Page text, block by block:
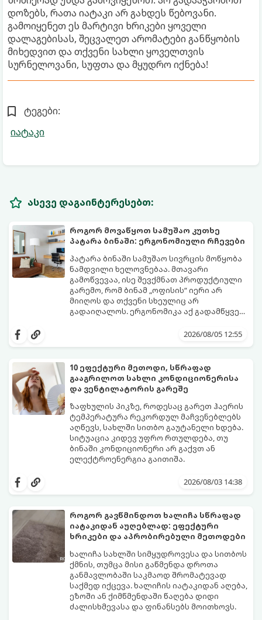
დოზებს, რათა იატაკი არ გახდეს წებოვანი.
გამოიყენეთ ეს მარტივი ხრიკები ყოველი
დალაგებისას, შეცვალეთ არომატები განწყობის
მიხედვით და თქვენი სახლი ყოველთვის
სურნელოვანი, სუფთა და მყუდრო იქნება!
ტეგები:
იატაკი
ასევე დაგაინტერესებთ:
როგორ მოვაწყოთ სამუშაო კუთხე
პატარა ბინაში: ერგონომიული რჩევები
პატარა ბინაში სამუშაო სივრცის მოწყობა
ნამდვილი ხელოვნებაა. მთავარი
გამოწვევაა, ისე შევქმნათ პროდუქტიული
გარემო, რომ ბინამ „ოფისის“ იერი არ
მიიღოს და თქვენი სხეულიც არ
გადაიღალოს. ერგონომიკა აქ გადამწყვეტ
2026/08/05 12:55
10 ეფექტური მეთოდი, სწრაფად
გააგრილოთ სახლი კონდიციონერისა
და ვენტილატორის გარეშე
ზაფხულის პიკზე, როდესაც გარეთ ჰაერის
ტემპერატურა რეკორდულ მაჩვენებლებს
აღწევს, სახლში სითბო გაუტანელი ხდება.
სიტუაცია კიდევ უფრო რთულდება, თუ
ბინაში კონდიციონერი არ გაქვთ ან
ელექტროენერგია გაითიშა.
კანონები და გამოცდილი ყოფითი ხრიკები,
სასიამოვნო სიგრილე სპეციალური
ტექნიკის გარეშეც.
გთავაზობთ 10 საუკეთესო და
ხელმისაწვდომ მეთოდს:
2026/08/03 14:38
როგორ გავწმინდოთ ხალიჩა სწრაფად
იატაკიდან აუღებლად: ეფექტური
ხრიკები და აპრობირებული მეთოდები
ხალიჩა სახლში სიმყუდროვესა და სითბოს
ქმნის, თუმცა მისი გაწმენდა დროთა
განმავლობაში საკმაოდ შრომატევად
საქმედ იქცევა. ხალიჩის იატაკიდან აღება,
ეზოში ან ქიმწმენდაში წაღება დიდი
ძალისხმევასა და ფინანსებს მოითხოვს.